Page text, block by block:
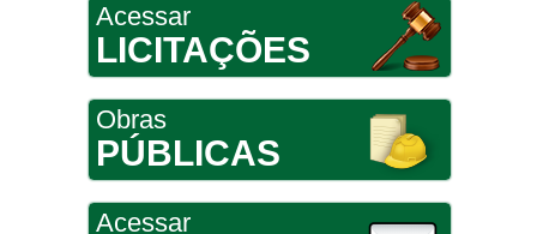
Acessar
LICITAÇÕES
Obras
PÚBLICAS
Acessar